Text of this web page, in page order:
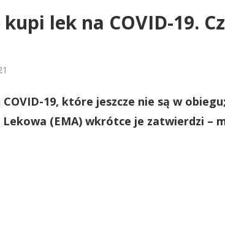
lek na COVID-19.
19, które jeszcze nie są w
Lekowa (EMA) wkrótce je zatwierdzi –